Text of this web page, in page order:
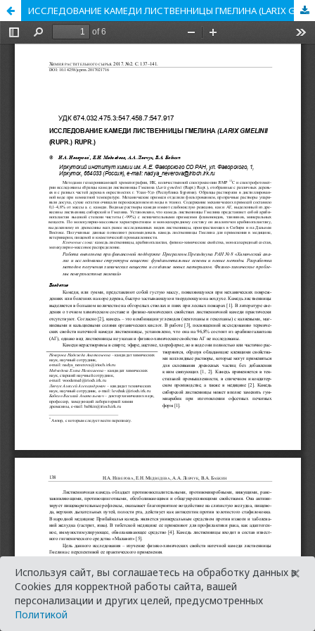
ИССЛЕДОВАНИЕ КАМЕДИ ЛИСТВЕННИЦЫ ГМЕЛИНА (LARIX GMELINII (RUPR.) RUPR.)
Используя сайт, вы соглашаетесь на обработку данных в
Cookies для корректной работы сайта, вашей
персонализации и других целей, предусмотренных
Политикой
×